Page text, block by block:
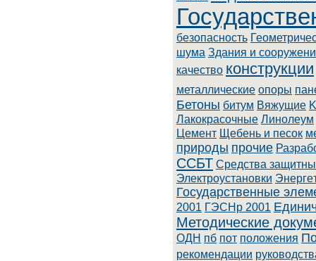
безопасность
шума Здания и
качество конструкции
металлические опоры
Бетоны битум Вяжущие
Лaкoкpacoчныe Линoлeум
Цемент Щебень и песок
природы прочие
ССБТ Cpeдcтвa
Элeктpoуcтaнoвки
Государственные
2001 ГЭСНр 2001
Методические
ОДН пб пот положения
рекомендации